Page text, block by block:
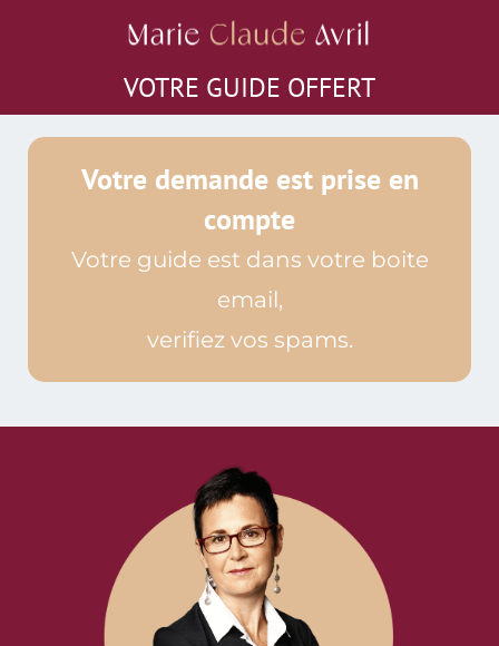
VOTRE GUIDE OFFERT
Votre demande est prise en
compte
Votre guide est dans votre boite
email,
verifiez vos spams.